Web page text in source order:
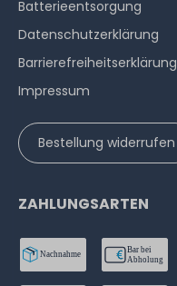
Batterieentsorgung
Datenschutzerklärung
Barrierefreiheitserklärung
Impressum
Bestellung widerrufen
ZAHLUNGSARTEN